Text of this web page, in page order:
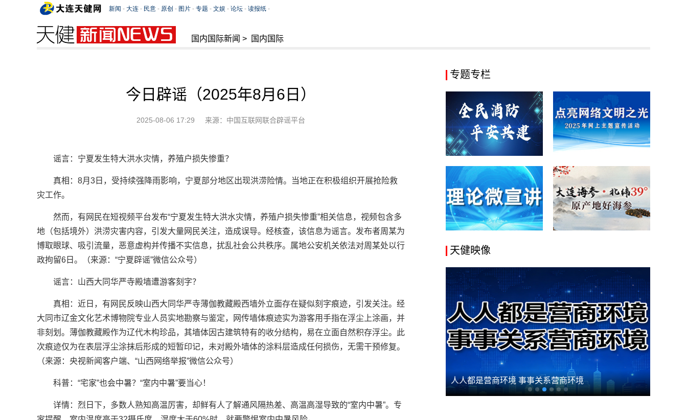
国内国际新闻 > 国内国际
今日辟谣（2025年8月6日）
2025-08-06 17:29 来源：中国互联网联合辟谣平台
谣言：宁夏发生特大洪水灾情，养殖户损失惨重？
真相：8月3日，受持续强降雨影响，宁夏部分地区出现洪涝险情。当地正在积极组织开展抢险救
灾工作。
然而，有网民在短视频平台发布“宁夏发生特大洪水灾情，养殖户损失惨重”相关信息，视频包含多
地（包括境外）洪涝灾害内容，引发大量网民关注，造成误导。经核查，该信息为谣言。发布者周某为
博取眼球、吸引流量，恶意虚构并传播不实信息，扰乱社会公共秩序。属地公安机关依法对周某处以行
政拘留6日。（来源：“宁夏辟谣”微信公众号）
谣言：山西大同华严寺殿墙遭游客刻字？
真相：近日，有网民反映山西大同华严寺薄伽教藏殿西墙外立面存在疑似刻字痕迹，引发关注。经
大同市辽金文化艺术博物院专业人员实地勘察与鉴定，网传墙体痕迹实为游客用手指在浮尘上涂画，并
非刻划。薄伽教藏殿作为辽代木构珍品，其墙体因古建筑特有的收分结构，易在立面自然积存浮尘。此
次痕迹仅为在表层浮尘涂抹后形成的短暂印记，未对殿外墙体的涂料层造成任何损伤，无需干预修复。
（来源：央视新闻客户端、“山西网络举报”微信公众号）
科普：“宅家”也会中暑？“室内中暑”要当心！
详情：烈日下，多数人熟知高温厉害，却鲜有人了解通风隔热差、高温高湿导致的“室内中暑”。专